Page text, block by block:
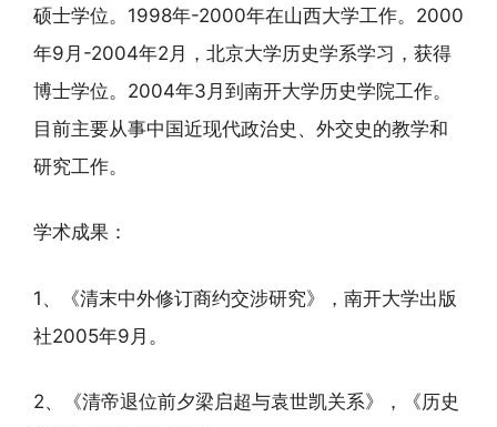
硕士学位。1998年-2000年在山西大学工作。2000
年9月-2004年2月，北京大学历史学系学习，获得
博士学位。2004年3月到南开大学历史学院工作。
目前主要从事中国近现代政治史、外交史的教学和
研究工作。
学术成果：
1、《清末中外修订商约交涉研究》，南开大学出版
社2005年9月。
2、《清帝退位前夕梁启超与袁世凯关系》，《历史